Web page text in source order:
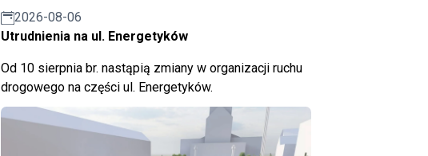
2026-08-06
Utrudnienia na ul. Energetyków
Od 10 sierpnia br. nastąpią zmiany w organizacji ruchu
drogowego na części ul. Energetyków.